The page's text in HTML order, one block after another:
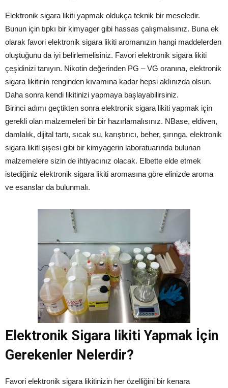
Elektronik sigara likiti yapmak oldukça teknik bir meseledir.
Bunun için tıpkı bir kimyager gibi hassas çalışmalısınız. Buna ek
olarak favori elektronik sigara likiti aromanızın hangi maddelerden
oluştuğunu da iyi belirlemelisiniz. Favori elektronik sigara likiti
çeşidinizi tanıyın. Nikotin değerinden PG – VG oranına, elektronik
sigara likitinin renginden kıvamına kadar hepsi aklınızda olsun.
Daha sonra kendi likitinizi yapmaya başlayabilirsiniz.
Birinci adımı geçtikten sonra elektronik sigara likiti yapmak için
gerekli olan malzemeleri bir bir hazırlamalısınız. NBase, eldiven,
damlalık, dijital tartı, sıcak su, karıştırıcı, beher, şırınga, elektronik
sigara likiti şişesi gibi bir kimyagerin laboratuarında bulunan
malzemelere sizin de ihtiyacınız olacak. Elbette elde etmek
istediğiniz elektronik sigara likiti aromasına göre elinizde aroma
ve esanslar da bulunmalı.
Elektronik Sigara likiti Yapmak İçin
Gerekenler Nelerdir?
Favori elektronik sigara likitinizin her özelliğini bir kenara